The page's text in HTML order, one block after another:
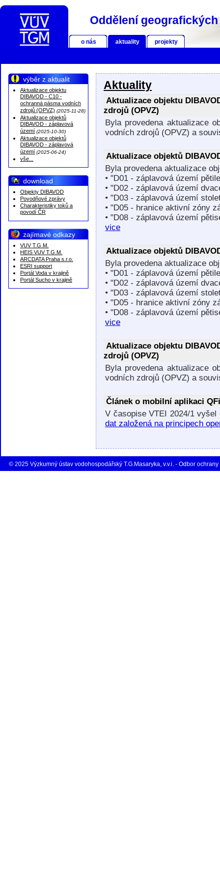
Oddělení
o nás aktuality projekty
výběr z aktualit
Aktualizace objektu
DIBAVOD - C10 -
ochranná pásma vodních
zdrojů (OPVZ) (2025-11-28)
Aktualizace objektů
DIBAVOD - záplavová
území (2025-10-30)
Aktualizace objektů
DIBAVOD - záplavová
území (2025-06-24)
vše...
download
Objekty DIBAVOD
Povodňové zprávy
Charakteristiky toků a
povodí ČR
zajímavé odkazy
VUV T.G.M.
HEIS VUV T.G.M.
ARCDATA Praha s.r.o.
ESRI support
Portál Voda v krajině
Portál Sucho v krajině
Aktuality
Aktualizace objektu
zdrojů (OPVZ)
Byla provedena aktualizace
vodních zdrojů (OPVZ) a
Aktualizace objektů
Byla provedena aktualizace
• "D01 - záplavová území
• "D02 - záplavová území
• "D03 - záplavová území
• "D05 - hranice aktivní zóny
• "D08 - záplavová území
vice
Aktualizace objektů
Byla provedena aktualizace
• "D01 - záplavová území
• "D02 - záplavová území
• "D03 - záplavová území
• "D05 - hranice aktivní zóny
• "D08 - záplavová území
vice
Aktualizace objektu
zdrojů (OPVZ)
Byla provedena aktualizace
vodních zdrojů (OPVZ) a
Článek o mobilní aplikaci
V časopise VTEI 2024/1 vyšel
dat založená na principech
© 2025 Výzkumný ústav vodohospodářský T.G.Masaryka, v.v.i. - Odbor